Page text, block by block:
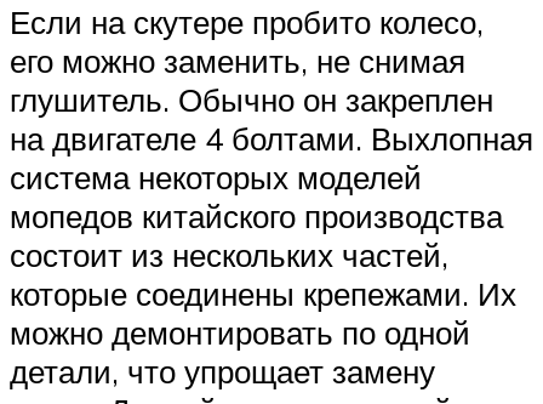
Если на скутере пробито колесо,
его можно заменить, не снимая
глушитель. Обычно он закреплен
на двигателе 4 болтами. Выхлопная
система некоторых моделей
мопедов китайского производства
состоит из нескольких частей,
которые соединены крепежами. Их
можно демонтировать по одной
детали, что упрощает замену